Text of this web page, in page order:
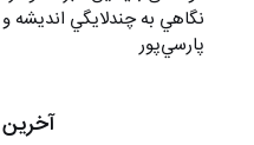
نگاهي به چندلايگي
پارسي‌پور